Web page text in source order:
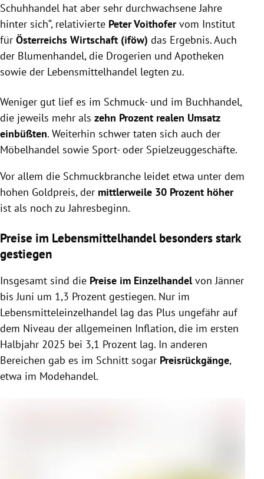
Schuhhandel hat aber sehr durchwachsene Jahre
hinter sich“, relativierte Peter Voithofervom Institut
für Österreichs Wirtschaft (iföw) das Ergebnis.Auch
der Blumenhandel, die Drogerien und Apotheken
sowie der Lebensmittelhandel legten zu.
Weniger gut lief es im Schmuck- und im Buchhandel,
die jeweils mehr als zehn Prozent realen Umsatz
einbüßten. Weiterhin schwer taten sich auch der
Möbelhandel sowie Sport- oder Spielzeuggeschäfte.
Vor allem die Schmuckbranche leidet etwa unter dem
hohen Goldpreis, der mittlerweile 30 Prozent höher
ist als noch zu Jahresbeginn.
Preise im Lebensmittelhandel besonders stark
gestiegen
Insgesamt sind die Preise im Einzelhandelvon Jänner
bis Juni um 1,3 Prozent gestiegen. Nur im
Lebensmitteleinzelhandel lag das Plus ungefähr auf
dem Niveau der allgemeinen Inflation, die im ersten
Halbjahr 2025 bei 3,1 Prozent lag. In anderen
Bereichen gab es im Schnitt sogar Preisrückgänge,
etwa im Modehandel.